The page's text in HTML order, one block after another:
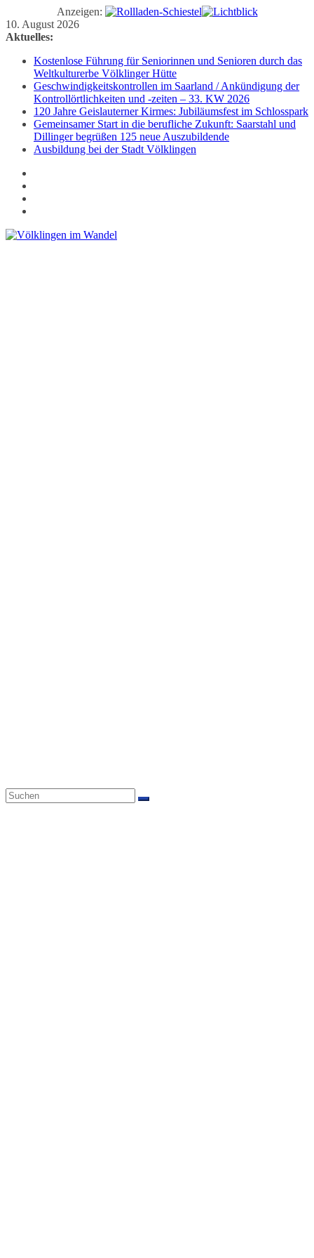
Anzeigen:
Zum
Inhalt
10. August 2026
Aktuelles:
Kostenlose Führung für Seniorinnen und Senioren durch das
Weltkulturerbe Völklinger Hütte
Geschwindigkeitskontrollen im Saarland / Ankündigung der
Kontrollörtlichkeiten und -zeiten – 33. KW 2026
120 Jahre Geislauterner Kirmes: Jubiläumsfest im Schlosspark
Gemeinsamer Start in die berufliche Zukunft: Saarstahl und
Dillinger begrüßen 125 neue Auszubildende
Ausbildung bei der Stadt Völklingen